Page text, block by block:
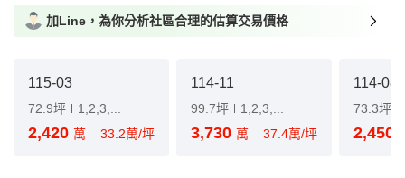
加Line，為你分析社區合理的估算交易價格
115-03
72.9坪 1,2,3,...
2,420 萬 33.2萬/坪
114-11
99.7坪 1,2,3,...
3,730 萬 37.4萬/坪
114-08
73.3坪
2,450